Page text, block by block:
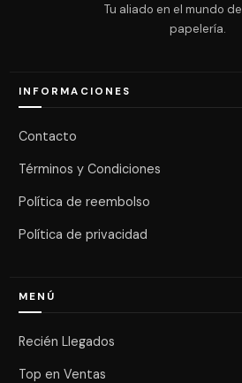
Tu aliado en el mundo
papelería.
INFORMACIONES
Contacto
Términos y Condiciones
Política de reembolso
Política de privacidad
MENÚ
Recién Llegados
Top en Ventas